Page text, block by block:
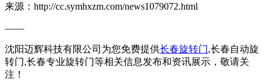
来源：http://cc.symhxzm.com/news1079072.html
——
沈阳迈辉科技有限公司为您免费提供长春旋转门,长春自动旋
转门,长春专业旋转门等相关信息发布和资讯展示，敬请关
注！